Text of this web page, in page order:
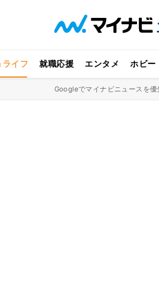
ライフ 就職応援 エンタメ ホビー
Googleでマイナビニュースを